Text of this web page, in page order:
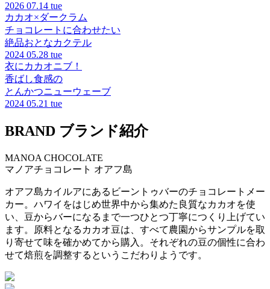
2026 07.14 tue
カカオ×ダークラム
チョコレートに合わせたい
絶品おとなカクテル
2024 05.28 tue
衣にカカオニブ！
香ばし食感の
とんかつニューウェーブ
2024 05.21 tue
BRAND ブランド紹介
MANOA CHOCOLATE
マノアチョコレート オアフ島
オアフ島カイルアにあるビーントゥバーのチョコレートメー
カー。ハワイをはじめ世界中から集めた良質なカカオを使
い、豆からバーになるまで一つひとつ丁寧につくり上げてい
ます。原料となるカカオ豆は、すべて農園からサンプルを取
り寄せて味を確かめてから購入。それぞれの豆の個性に合わ
せて焙煎を調整するというこだわりようです。